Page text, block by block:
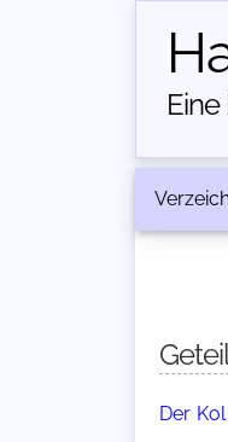
Der